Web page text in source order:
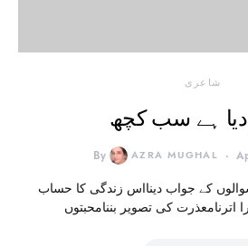
شاعری
ہے سب کچھ
By AZRA MUGHAL
کے جواب دینااس زندگی کا حساب